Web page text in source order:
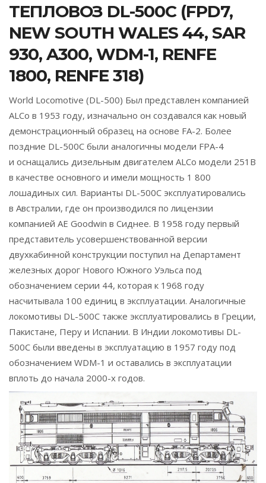
ТЕПЛОВОЗ DL-500C (FPD7,
NEW SOUTH WALES 44, SAR
930, A300, WDM-1, RENFE
1800, RENFE 318)
World Locomotive (DL-500) Был представлен компанией
ALCo в 1953 году, изначально он создавался как новый
демонстрационный образец на основе FA-2. Более
поздние DL-500С были аналогичны модели FPA-4
и оснащались дизельным двигателем ALCo модели 251B
в качестве основного и имели мощность 1 800
лошадиных сил. Варианты DL-500С эксплуатировались
в Австралии, где он производился по лицензии
компанией AE Goodwin в Сиднее. В 1958 году первый
представитель усовершенствованной версии
двухкабинной конструкции поступил на Департамент
железных дорог Нового Южного Уэльса под
обозначением серии 44, которая к 1968 году
насчитывала 100 единиц в эксплуатации. Аналогичные
локомотивы DL-500С также эксплуатировались в Греции,
Пакистане, Перу и Испании. В Индии локомотивы DL-
500С были введены в эксплуатацию в 1957 году под
обозначением WDM-1 и оставались в эксплуатации
вплоть до начала 2000-х годов.